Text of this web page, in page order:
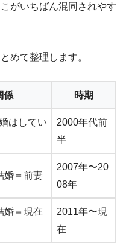
がいちばん混同されやす
めて整理します。
係 時期
はしてい
2000年代前
半
婚＝前妻
2007年〜20
08年
婚＝現在
2011年〜現
在